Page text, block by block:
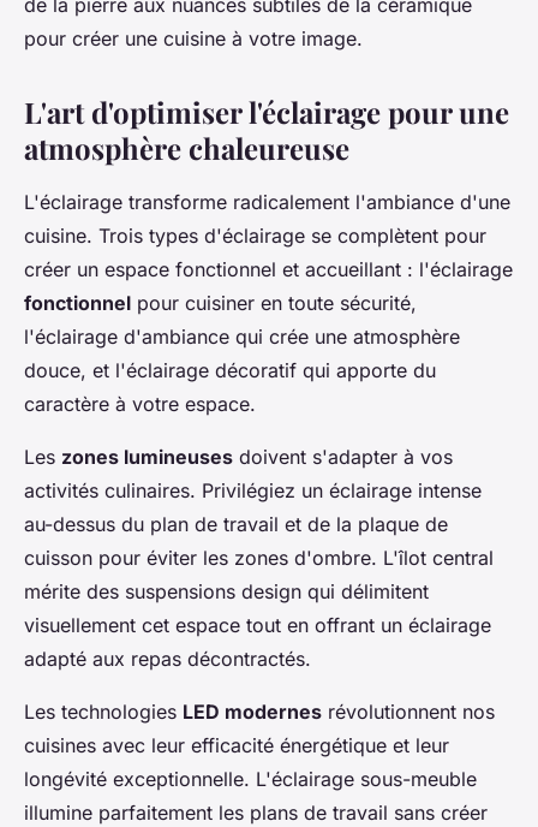
de la pierre aux nuances subtiles de la céramique
pour créer une cuisine à votre image.
L'art d'optimiser l'éclairage pour une
atmosphère chaleureuse
L'éclairage transforme radicalement l'ambiance d'une
cuisine. Trois types d'éclairage se complètent pour
créer un espace fonctionnel et accueillant : l'éclairage
fonctionnel pour cuisiner en toute sécurité,
l'éclairage d'ambiance qui crée une atmosphère
douce, et l'éclairage décoratif qui apporte du
caractère à votre espace.
Les zones lumineuses doivent s'adapter à vos
activités culinaires. Privilégiez un éclairage intense
au-dessus du plan de travail et de la plaque de
cuisson pour éviter les zones d'ombre. L'îlot central
mérite des suspensions design qui délimitent
visuellement cet espace tout en offrant un éclairage
adapté aux repas décontractés.
Les technologies LED modernes révolutionnent nos
cuisines avec leur efficacité énergétique et leur
longévité exceptionnelle. L'éclairage sous-meuble
illumine parfaitement les plans de travail sans créer